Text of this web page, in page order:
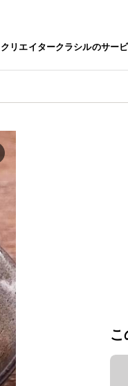
クリエイタークラシルのサー